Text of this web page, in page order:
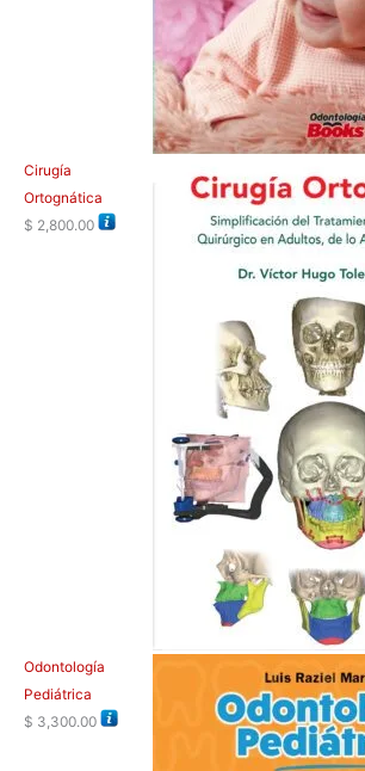
Cirugía
Ortognática
$ 2,800.00
Odontología
Pediátrica
$ 3,300.00